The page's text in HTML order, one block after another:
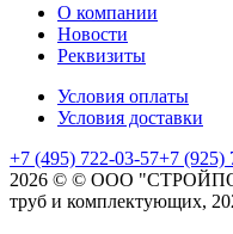
О компании
Новости
Реквизиты
Условия оплаты
Условия доставки
+7 (495) 722-03-57+7 (925)
2026 © © ООО
труб и комплектующих,